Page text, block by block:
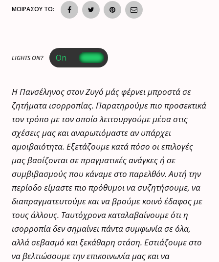
ΜΟΙΡΑΣΟΥ ΤΟ:
LIGHTS ON?
Η Πανσέληνος στον Ζυγό μάς φέρνει μπροστά σε
ζητήματα ισορροπίας. Παρατηρούμε πιο προσεκτικά
τον τρόπο με τον οποίο λειτουργούμε μέσα στις
σχέσεις μας και αναρωτιόμαστε αν υπάρχει
αμοιβαιότητα. Εξετάζουμε κατά πόσο οι επιλογές
μας βασίζονται σε πραγματικές ανάγκες ή σε
συμβιβασμούς που κάναμε στο παρελθόν. Αυτή την
περίοδο είμαστε πιο πρόθυμοι να συζητήσουμε, να
διαπραγματευτούμε και να βρούμε κοινό έδαφος με
τους άλλους. Ταυτόχρονα καταλαβαίνουμε ότι η
ισορροπία δεν σημαίνει πάντα συμφωνία σε όλα,
αλλά σεβασμό και ξεκάθαρη στάση. Εστιάζουμε στο
να βελτιώσουμε την επικοινωνία μας και να